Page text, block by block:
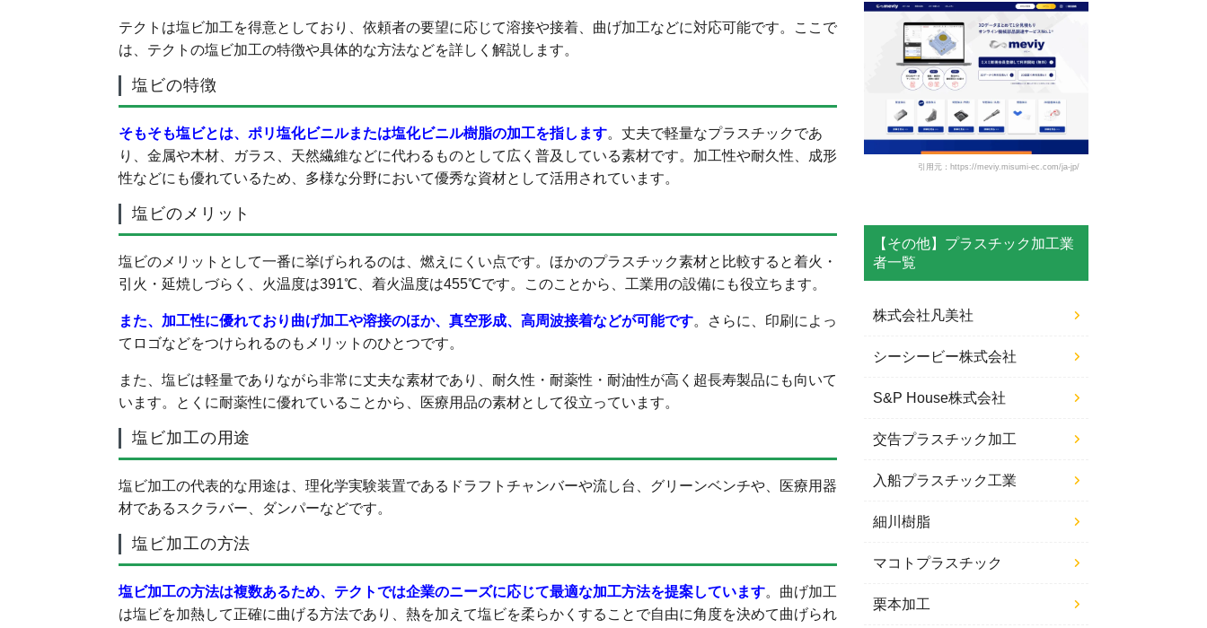
テクトは塩ビ加工を得意としており、依頼者の要望に応じて溶接や接着、曲げ加工などに対応可能です。ここで
は、テクトの塩ビ加工の特徴や具体的な方法などを詳しく解説します。
塩ビの特徴
そもそも塩ビとは、ポリ塩化ビニルまたは塩化ビニル樹脂の加工を指します。丈夫で軽量なプラスチックであ
り、金属や木材、ガラス、天然繊維などに代わるものとして広く普及している素材です。加工性や耐久性、成形
性などにも優れているため、多様な分野において優秀な資材として活用されています。
塩ビのメリット
塩ビのメリットとして一番に挙げられるのは、燃えにくい点です。ほかのプラスチック素材と比較すると着火・
引火・延焼しづらく、火温度は391℃、着火温度は455℃です。このことから、工業用の設備にも役立ちます。
また、加工性に優れており曲げ加工や溶接のほか、真空形成、高周波接着などが可能です。さらに、印刷によっ
てロゴなどをつけられるのもメリットのひとつです。
また、塩ビは軽量でありながら非常に丈夫な素材であり、耐久性・耐薬性・耐油性が高く超長寿製品にも向いて
います。とくに耐薬性に優れていることから、医療用品の素材として役立っています。
塩ビ加工の用途
塩ビ加工の代表的な用途は、理化学実験装置であるドラフトチャンバーや流し台、グリーンベンチや、医療用器
材であるスクラバー、ダンパーなどです。
塩ビ加工の方法
塩ビ加工の方法は複数あるため、テクトでは企業のニーズに応じて最適な加工方法を提案しています。曲げ加工
は塩ビを加熱して正確に曲げる方法であり、熱を加えて塩ビを柔らかくすることで自由に角度を決めて曲げられ
引用元：https://meviy.misumi-ec.com/ja-jp/
【その他】プラスチック加工業
者一覧
株式会社凡美社
シーシービー株式会社
S&P House株式会社
交告プラスチック加工
入船プラスチック工業
細川樹脂
マコトプラスチック
栗本加工